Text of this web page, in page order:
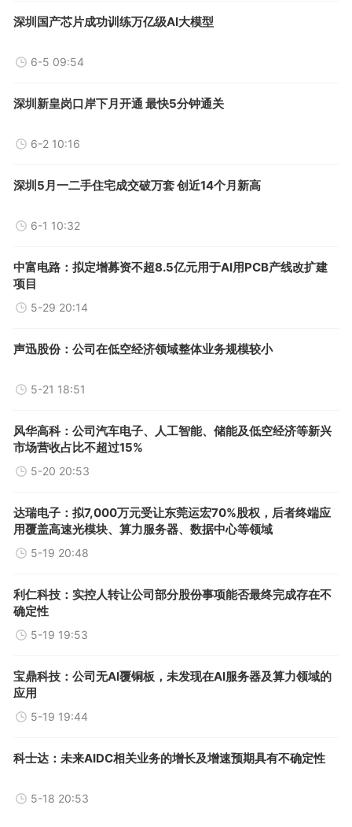
深圳国产芯片成功训练万亿级AI大模型
6-5 09:54
深圳新皇岗口岸下月开通 最快5分钟通关
6-2 10:16
深圳5月一二手住宅成交破万套 创近14个月新高
6-1 10:32
中富电路：拟定增募资不超8.5亿元用于AI用PCB产线改扩建
项目
5-29 20:14
声迅股份：公司在低空经济领域整体业务规模较小
5-21 18:51
风华高科：公司汽车电子、人工智能、储能及低空经济等新兴
市场营收占比不超过15%
5-20 20:53
达瑞电子：拟7,000万元受让东莞运宏70%股权，后者终端应
用覆盖高速光模块、算力服务器、数据中心等领域
5-19 20:48
利仁科技：实控人转让公司部分股份事项能否最终完成存在不
确定性
5-19 19:53
宝鼎科技：公司无AI覆铜板，未发现在AI服务器及算力领域的
应用
5-19 19:44
科士达：未来AIDC相关业务的增长及增速预期具有不确定性
5-18 20:53